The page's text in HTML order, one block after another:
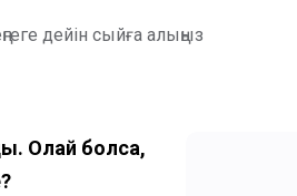
дейін сыйға алыңыз
Олай болса,